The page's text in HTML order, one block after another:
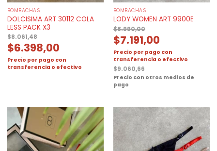
BOMBACHAS
DOLCISIMA ART 30112 COLA
LESS PACK X3
$8.061,48
$6.398,00
Precio por pago con
transferencia o efectivo
BOMBACHAS
LODY WOMEN ART 9900E
$8.990,00
$7.191,00
Precio por pago con
transferencia o efectivo
$9.060,66
Precio con otros medios de
pago